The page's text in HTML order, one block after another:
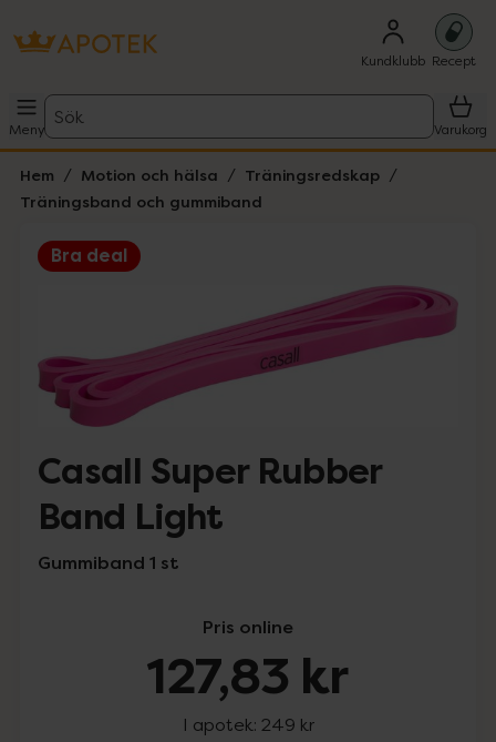
Kundklubb Recept
Meny
Sök
Varukorg
Hem Motion och hälsa
Träningsredskap
Träningsband och gummiband
Bra deal
Lista: . Innehåller 1 objekt.
Casall Super Rubber
Band Light
Gummiband 1 st
Pris online
127,83 kr
I apotek: 249 kr